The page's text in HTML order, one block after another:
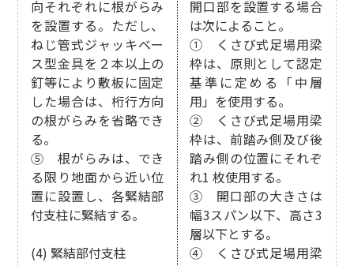
向それぞれに根がらみ
を設置する。ただし、
ねじ管式ジャッキベー
ス型金具を２本以上の
釘等により敷板に固定
した場合は、桁行方向
の根がらみを省略でき
る。
⑤ 根がらみは、でき
る限り地面から近い位
置に設置し、各緊結部
付支柱に緊結する。
(4) 緊結部付支柱
開口部を設置する場合
は次によること。
① くさび式足場用梁
枠は、原則として認定
基準に定める「中層
用」を使用する。
② くさび式足場用梁
枠は、前踏み側及び後
踏み側の位置にそれぞ
れ1 枚使用する。
③ 開口部の大きさは
幅3スパン以下、高さ3
層以下とする。
④ くさび式足場用梁